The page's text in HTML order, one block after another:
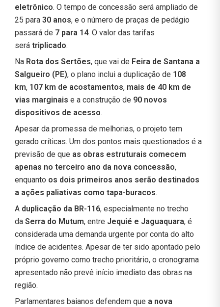
eletrônico. O tempo de concessão será ampliado de
25 para 30 anos, e o número de praças de pedágio
passará de 7 para 14. O valor das tarifas
será triplicado.
Na Rota dos Sertões, que vai de Feira de Santana a
Salgueiro (PE), o plano inclui a duplicação de 108
km, 107 km de acostamentos, mais de 40 km de
vias marginais e a construção de 90 novos
dispositivos de acesso.
Apesar da promessa de melhorias, o projeto tem
gerado críticas. Um dos pontos mais questionados é a
previsão de que as obras estruturais comecem
apenas no terceiro ano da nova concessão,
enquanto os dois primeiros anos serão destinados
a ações paliativas como tapa-buracos.
A duplicação da BR-116, especialmente no trecho
da Serra do Mutum, entre Jequié e Jaguaquara, é
considerada uma demanda urgente por conta do alto
índice de acidentes. Apesar de ter sido apontado pelo
próprio governo como trecho prioritário, o cronograma
apresentado não prevê início imediato das obras na
região.
Parlamentares baianos defendem que a nova